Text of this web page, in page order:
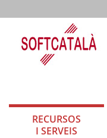
RECURSOS
I SERVEIS